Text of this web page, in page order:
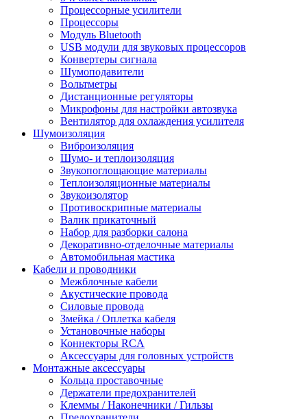
Процессорные усилители
Процессоры
Модуль Bluetooth
USB модули для звуковых процессоров
Конвертеры сигнала
Шумоподавители
Вольтметры
Дистанционные регуляторы
Микрофоны для настройки автозвука
Вентилятор для охлаждения усилителя
Шумоизоляция
Виброизоляция
Шумо- и теплоизоляция
Звукопоглощающие материалы
Теплоизоляционные материалы
Звукоизолятор
Противоскрипные материалы
Валик прикаточный
Набор для разборки салона
Декоративно-отделочные материалы
Автомобильная мастика
Кабели и проводники
Межблочные кабели
Акустические провода
Силовые провода
Змейка / Оплетка кабеля
Установочные наборы
Коннекторы RCA
Аксессуары для головных устройств
Монтажные аксессуары
Кольца проставочные
Держатели предохранителей
Клеммы / Наконечники / Гильзы